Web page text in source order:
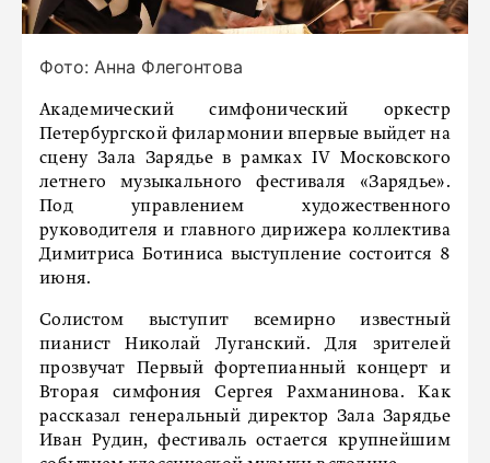
Фото: Анна Флегонтова
Академический симфонический оркестр
Петербургской филармонии впервые выйдет на
сцену Зала Зарядье в рамках IV Московского
летнего музыкального фестиваля «Зарядье».
Под управлением художественного
руководителя и главного дирижера коллектива
Димитриса Ботиниса выступление состоится 8
июня.
Солистом выступит всемирно известный
пианист Николай Луганский. Для зрителей
прозвучат Первый фортепианный концерт и
Вторая симфония Сергея Рахманинова. Как
рассказал генеральный директор Зала Зарядье
Иван Рудин, фестиваль остается крупнейшим